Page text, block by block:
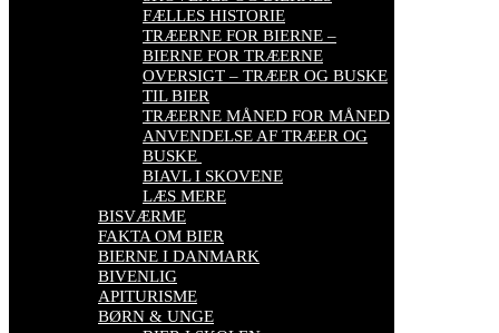
FÆLLES HISTORIE
TRÆERNE FOR BIERNE –
BIERNE FOR TRÆERNE
OVERSIGT – TRÆER OG BUSKE
TIL BIER
TRÆERNE MÅNED FOR MÅNED
ANVENDELSE AF TRÆER OG
BUSKE
BIAVL I SKOVENE
LÆS MERE
BISVÆRME
FAKTA OM BIER
BIERNE I DANMARK
BIVENLIG
APITURISME
BØRN & UNGE